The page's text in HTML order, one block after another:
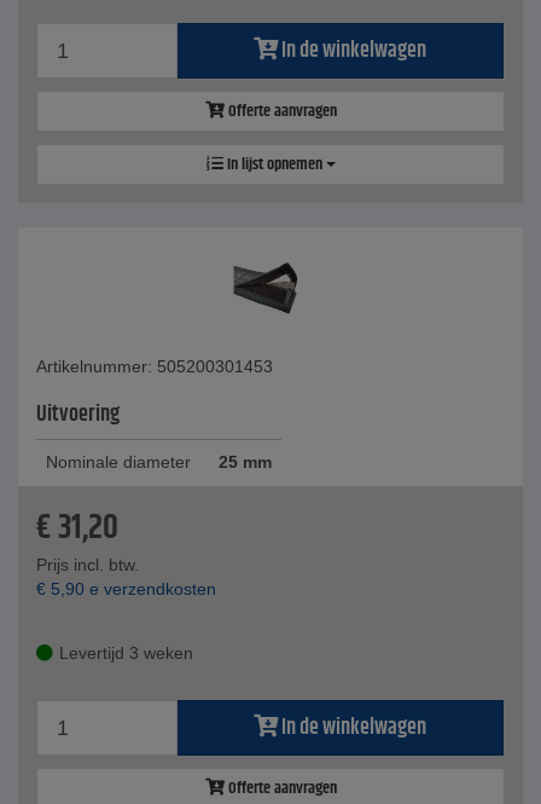
In de winkelwagen
Offerte aanvragen
In lijst opnemen
Artikelnummer: 505200301453
Uitvoering
Nominale diameter 25 mm
€31,20
Prijs incl. btw.
€ 5,90 e verzendkosten
Levertijd 3 weken
In de winkelwagen
Offerte aanvragen